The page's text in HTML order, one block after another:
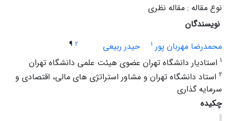
نوع مقاله : مقاله نظری
نویسندگان
محمدرضا مهربان پور 1 حیدر ربیعی 2
¶
1 استادیار دانشگاه تهران عضوی هیئت علمی دانشگاه تهران
2 استاد دانشگاه تهران و مشاور استراتژی های مالی، اقتصادی و
سرمایه گذاری
چکیده